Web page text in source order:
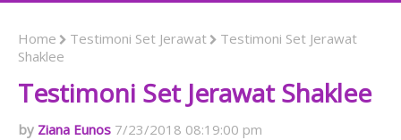
Home Testimoni Set Jerawat
Testimoni Set Jerawat
Shaklee
Testimoni Set Jerawat Shaklee
Ziana Eunos 7/23/2018 08:19:00 pm